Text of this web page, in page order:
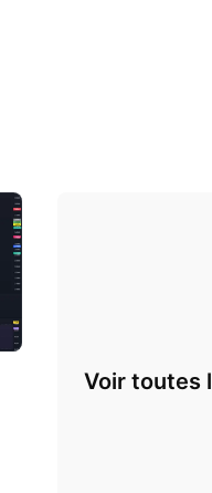
Voir toutes